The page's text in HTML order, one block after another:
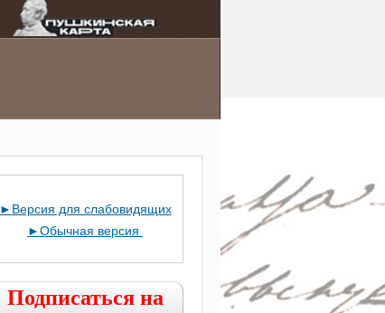
► Версия для слабовидящих
►Обычная версия
Подписаться на